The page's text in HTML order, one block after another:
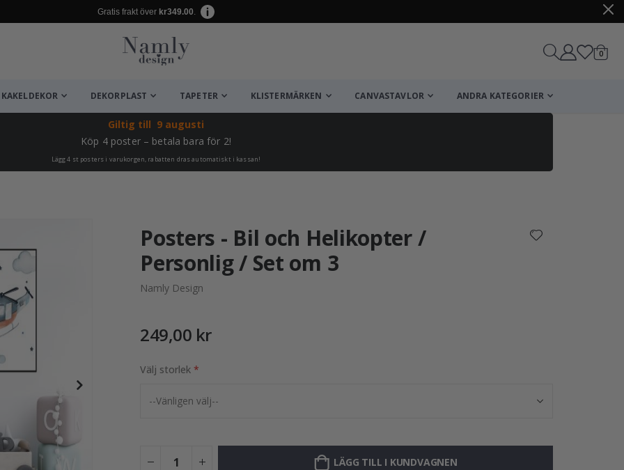
Gratis frakt över kr349.00.
0
KAKELDEKOR DEKORPLAST TAPETER KLISTERMÄRKEN CANVASTAVLOR ANDRA KATEGORIER
Giltig till 9 augusti
Köp 4 poster – betala bara för 2!
Lägg 4 st posters i varukorgen, rabatten dras automatiskt i kassan!
Posters - Bil och Helikopter /
Personlig / Set om 3
Namly Design
249,00 kr
Välj storlek
LÄGG TILL I KUNDVAGNEN